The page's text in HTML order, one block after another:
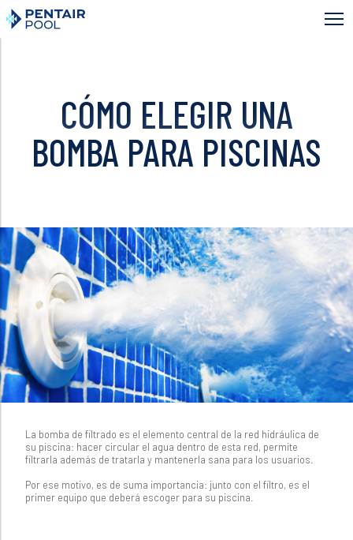
Skip
to
main
CÓMO ELEGIR UNA
BOMBA PARA PISCINAS
La bomba de filtrado es el elemento central de la red hidráulica de
su piscina: hacer circular el agua dentro de esta red, permite
filtrarla además de tratarla y mantenerla sana para los usuarios.
Por ese motivo, es de suma importancia: junto con el filtro, es el
primer equipo que deberá escoger para su piscina.